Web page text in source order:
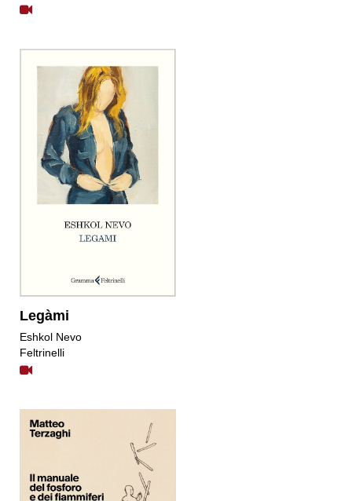
Legàmi
​Eshkol Nevo
Feltrinelli